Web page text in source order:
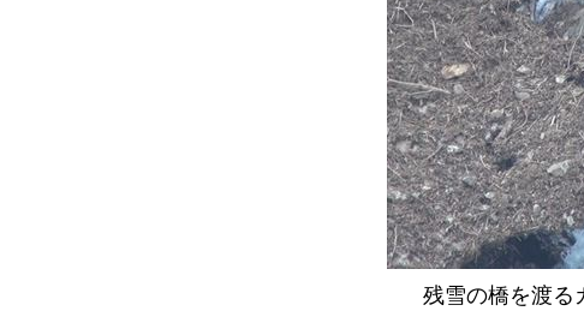
残雪の橋を渡る